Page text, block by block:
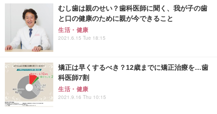
むし歯は親のせい？歯科医師に聞く、我が子の歯
と口の健康のために親が今できること
生活・健康
2021.6.15 Tue 18:15
矯正は早くするべき？12歳までに矯正治療を…歯
科医師7割
生活・健康
2021.9.16 Thu 10:15